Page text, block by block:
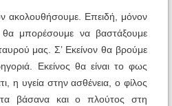
ακολουθήσουμε. Επειδή, μόνον
μπορέσουμε να βαστάξουμε
μας. Σ’ Εκείνον θα βρούμε
Εκείνος θα είναι το φως
η υγεία στην ασθένεια, ο φίλος
βάσανα και ο πλούτος στη